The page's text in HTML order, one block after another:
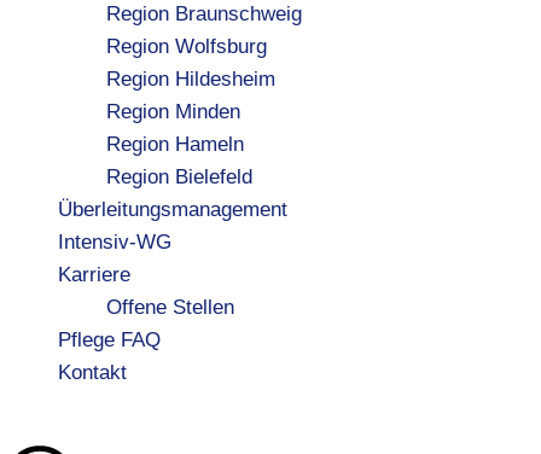
Region Braunschweig
Region Wolfsburg
Region Hildesheim
Region Minden
Region Hameln
Region Bielefeld
Überleitungsmanagement
Intensiv-WG
Karriere
Offene Stellen
Pflege FAQ
Kontakt